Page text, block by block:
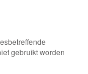
gebruikt worden